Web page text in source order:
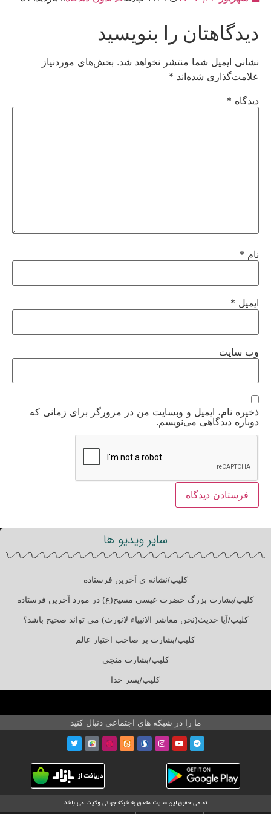
دیدگاهتان را بنویسید
نشانی ایمیل شما منتشر نخواهد شد. بخش‌های موردنیاز
علامت‌گذاری شده‌اند *
دیدگاه *
نام *
ایمیل *
وب‌ سایت
ذخیره نام، ایمیل و وبسایت من در مرورگر برای زمانی که
دوباره دیدگاهی می‌نویسم.
سایر ویدیو ها
کلیپ/نشانه ی آخرین فرستاده
کلیپ/بشارت بزرگ حضرت عیسی مسیح(ع) در مورد آخرین فرستاده
کلیپ/آیا حدیث(نحن معاشر الانبیاء لانورث) می تواند صحیح باشد؟
کلیپ/بشارت بر صاحب اختیار عالم
کلیپ/بشارت منجی
کلیپ/پسر خدا
ما را در شبکه های اجتماعی دنبال کنید
تمامی حقوق این سایت متعلق به شبکه جهانی ولایت می باشد